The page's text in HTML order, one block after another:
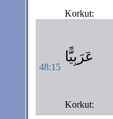
Korkut:
48:15
عَرَبِيًّا
Korkut: